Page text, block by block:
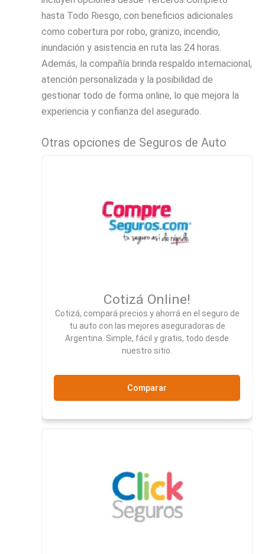
hasta Todo Riesgo, con beneficios adicionales
como cobertura por robo, granizo, incendio,
inundación y asistencia en ruta las 24 horas.
Además, la compañía brinda respaldo internacional,
atención personalizada y la posibilidad de
gestionar todo de forma online, lo que mejora la
experiencia y confianza del asegurado.
Otras opciones de Seguros de Auto
Cotizá Online!
Cotizá, compará precios y ahorrá en el seguro de
tu auto con las mejores aseguradoras de
Argentina. Simple, fácil y gratis, todo desde
nuestro sitio.
Comparar